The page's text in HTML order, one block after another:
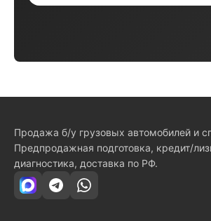
Продажа б/у грузовых автомобилей и
Предпродажная подготовка, кредит/
диагностика, доставка по РФ.